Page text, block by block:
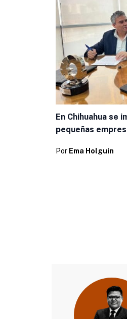
En Chihuahua se
pequeñas
Por Ema Holguin